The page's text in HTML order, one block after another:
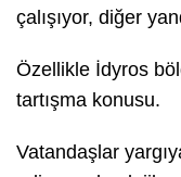
çalışıyor, diğer
Özellikle İdyros
tartışma konusu.
Vatandaşlar